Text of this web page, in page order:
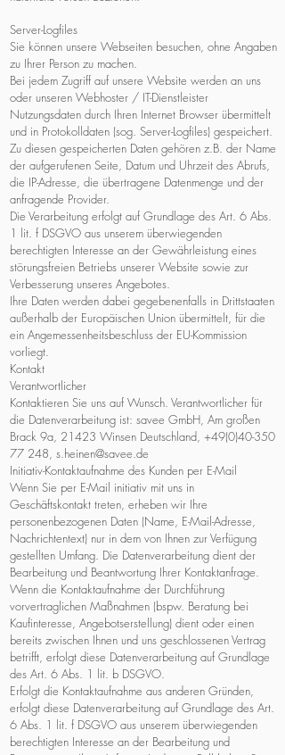
Server-Logfiles
Sie können unsere Webseiten besuchen, ohne Angaben
zu Ihrer Person zu machen.
Bei jedem Zugriff auf unsere Website werden an uns
oder unseren Webhoster / IT-Dienstleister
Nutzungsdaten durch Ihren Internet Browser übermittelt
und in Protokolldaten (sog. Server-Logfiles) gespeichert.
Zu diesen gespeicherten Daten gehören z.B. der Name
der aufgerufenen Seite, Datum und Uhrzeit des Abrufs,
die IP-Adresse, die übertragene Datenmenge und der
anfragende Provider.
Die Verarbeitung erfolgt auf Grundlage des Art. 6 Abs.
1 lit. f DSGVO aus unserem überwiegenden
berechtigten Interesse an der Gewährleistung eines
störungsfreien Betriebs unserer Website sowie zur
Verbesserung unseres Angebotes.
Ihre Daten werden dabei gegebenenfalls in Drittstaaten
außerhalb der Europäischen Union übermittelt, für die
ein Angemessenheitsbeschluss der EU-Kommission
vorliegt.
Kontakt
Verantwortlicher
Kontaktieren Sie uns auf Wunsch. Verantwortlicher für
die Datenverarbeitung ist: savee GmbH, Am großen
Brack 9a, 21423 Winsen Deutschland, +49(0)40-350
77 248, s.heinen@savee.de
Initiativ-Kontaktaufnahme des Kunden per E-Mail
Wenn Sie per E-Mail initiativ mit uns in
Geschäftskontakt treten, erheben wir Ihre
personenbezogenen Daten (Name, E-Mail-Adresse,
Nachrichtentext) nur in dem von Ihnen zur Verfügung
gestellten Umfang. Die Datenverarbeitung dient der
Bearbeitung und Beantwortung Ihrer Kontaktanfrage.
Wenn die Kontaktaufnahme der Durchführung
vorvertraglichen Maßnahmen (bspw. Beratung bei
Kaufinteresse, Angebotserstellung) dient oder einen
bereits zwischen Ihnen und uns geschlossenen Vertrag
betrifft, erfolgt diese Datenverarbeitung auf Grundlage
des Art. 6 Abs. 1 lit. b DSGVO.
Erfolgt die Kontaktaufnahme aus anderen Gründen,
erfolgt diese Datenverarbeitung auf Grundlage des Art.
6 Abs. 1 lit. f DSGVO aus unserem überwiegenden
berechtigten Interesse an der Bearbeitung und